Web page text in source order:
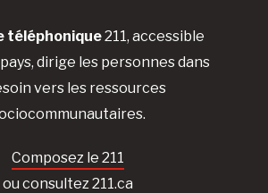
téléphonique211, accessible
dirige les personnes dans
vers les ressources
Composez le 211
ou consultez 211.ca